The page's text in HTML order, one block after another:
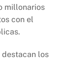
millonarios
con el
los